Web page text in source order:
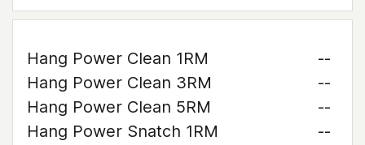
Hang Power Clean 1RM
--
Hang Power Clean 3RM
--
Hang Power Clean 5RM
--
Hang Power Snatch 1RM
--